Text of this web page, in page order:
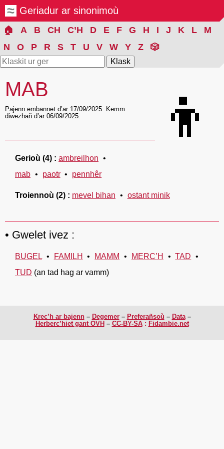
Geriadur ar sinonimoù
🏠 A B CH C’H D E F G H I J K L
M
N
O P R S T U V W Y Z 🎲
👦
MAB
Pajenn embannet d’ar 17/09/2025. Kemm
diwezhañ d’ar 06/09/2025.
Gerioù (4)
ambreilhon
mab
paotr pennhêr
Troiennoù (2) mevel bihan ostant minik
Gwelet ivez :
BUGEL FAMILH MAMM MERC’H
TAD
TUD (an tad hag ar vamm)
Krec’h ar bajenn Degemer Preferañsoù
Data
Herberc’hiet gant OVH
CC-BY-SA: Fidambie.net